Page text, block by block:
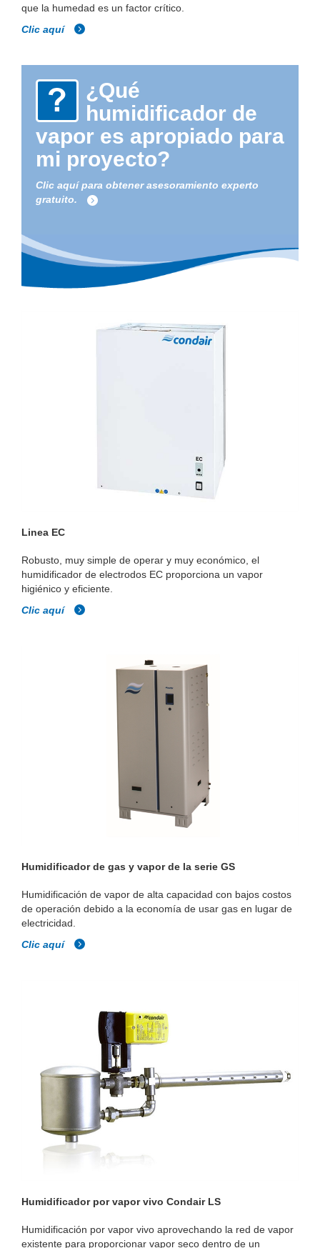
que la humedad es un factor crítico.
Clic aquí
¿Qué
humidificador de
vapor es apropiado para
mi proyecto?
Clic aquí para obtener asesoramiento experto
gratuito.
Linea EC
Robusto, muy simple de operar y muy económico, el
humidificador de electrodos EC proporciona un vapor
higiénico y eficiente.
Clic aquí
Humidificador de gas y vapor de la serie GS
Humidificación de vapor de alta capacidad con bajos costos
de operación debido a la economía de usar gas en lugar de
electricidad.
Clic aquí
Humidificador por vapor vivo Condair LS
Humidificación por vapor vivo aprovechando la red de vapor
existente para proporcionar vapor seco dentro de un